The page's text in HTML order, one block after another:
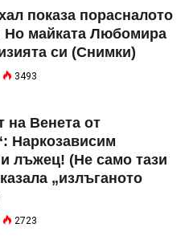
показа порасналото
Но майката Любомира
си (Снимки)
3493
на Венета от
Наркозависим
лъжец! (Не само тази
„излъганото
2723